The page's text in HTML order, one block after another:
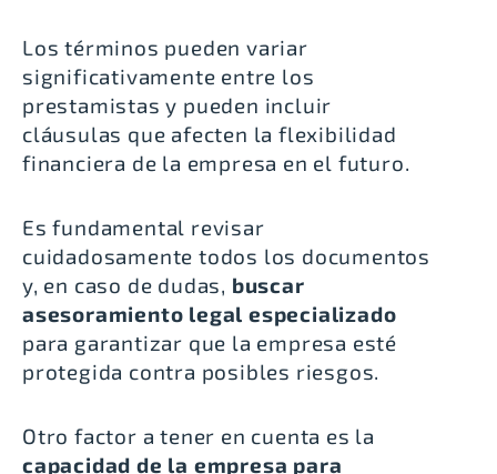
Los términos pueden variar
significativamente entre los
prestamistas y pueden incluir
cláusulas que afecten la flexibilidad
financiera de la empresa en el futuro.
Es fundamental revisar
cuidadosamente todos los documentos
y, en caso de dudas, buscar
asesoramiento legal especializado
para garantizar que la empresa esté
protegida contra posibles riesgos.
Otro factor a tener en cuenta es la
capacidad de la empresa para